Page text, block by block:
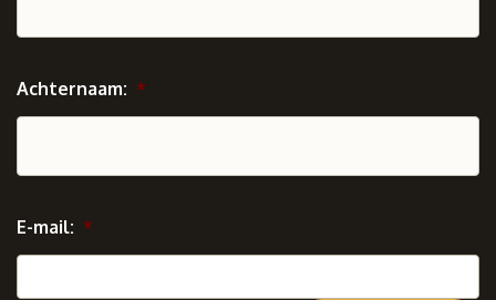
Achternaam: *
E-mail: *